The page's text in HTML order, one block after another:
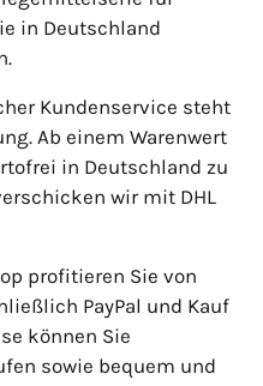
in Deutschland
Kundenservice steht
Ab einem Warenwert
in Deutschland zu
wir mit DHL
profitieren Sie von
PayPal und Kauf
können Sie
sowie bequem und